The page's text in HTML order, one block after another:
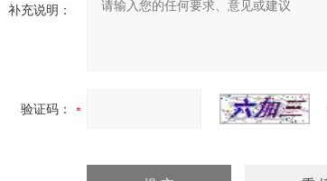
补充说明：
验证码：